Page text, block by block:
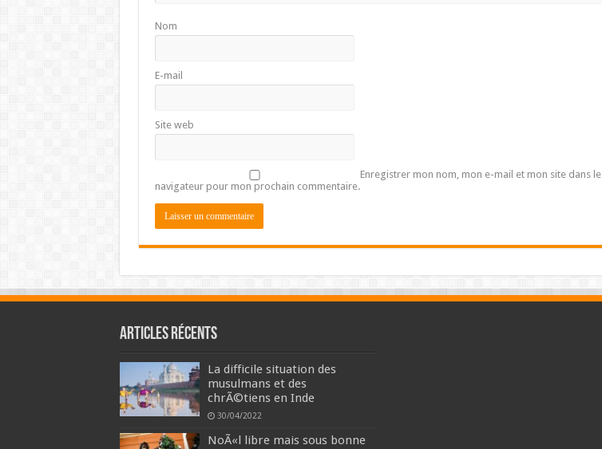
Nom
E-mail
Site web
Enregistrer mon nom, mon e-mail et mon site dans le
navigateur pour mon prochain commentaire.
Articles récents
La difficile situation des
musulmans et des
chrÃ©tiens en Inde
30/04/2022
NoÃ«l libre mais sous bonne